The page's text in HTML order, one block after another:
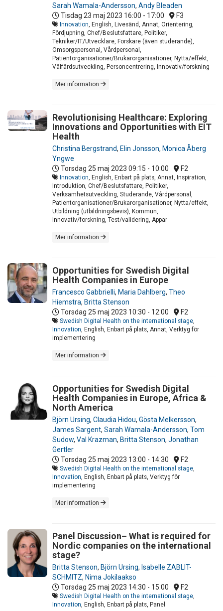
Sarah Wamala-Andersson, Andy Bleaden
Tisdag 23 maj 2023 16:00 - 17:00 F3
Innovation , English, Livesänd, Annat, Orientering,
Fördjupning, Chef/Beslutsfattare, Politiker,
Tekniker/IT/Utvecklare, Forskare (även studerande),
Omsorgspersonal, Vårdpersonal,
Patientorganisationer/Brukarorganisationer, Nytta/effekt,
Välfärdsutveckling, Personcentrering, Innovativ/forskning
Mer information
Revolutionising Healthcare: Exploring
Innovations and Opportunities with EIT
Health
Christina Bergstrand, Elin Jonsson, Monica Åberg
Yngwe
Torsdag 25 maj 2023 09:15 - 10:00 F2
Innovation , English, Enbart på plats, Annat, Inspiration,
Introduktion, Chef/Beslutsfattare, Politiker,
Verksamhetsutveckling, Studerande, Vårdpersonal,
Patientorganisationer/Brukarorganisationer, Nytta/effekt,
Utbildning (utbildningsbevis), Kommun,
Innovativ/forskning, Test/validering, Appar
Mer information
Opportunities for Swedish Digital
Health Companies in Europe
Francesco Gabbrielli, Maria Dahlberg, Theo
Hiemstra, Britta Stenson
Torsdag 25 maj 2023 10:30 - 12:00 F2
Swedish Digital Health on the international stage
Innovation , English, Enbart på plats, Annat, Verktyg för
implementering
Mer information
Opportunities for Swedish Digital
Health Companies in Europe, Africa &
North America
Björn Ursing, Claudia Hidou, Gösta Melkersson,
James Sargent, Sarah Wamala-Andersson, Tom
Sudow, Val Krazman, Britta Stenson, Jonathan
Gertler
Torsdag 25 maj 2023 13:00 - 14:30 F2
Swedish Digital Health on the international stage
Innovation , English, Enbart på plats, Verktyg för
implementering
Mer information
Panel Discussion– What is required for
Nordic companies on the international
stage?
Britta Stenson, Björn Ursing, Isabelle ZABLIT-
SCHMITZ, Nima Jokilaakso
Torsdag 25 maj 2023 14:30 - 15:00 F2
Swedish Digital Health on the international stage
Innovation , English, Enbart på plats, Panel